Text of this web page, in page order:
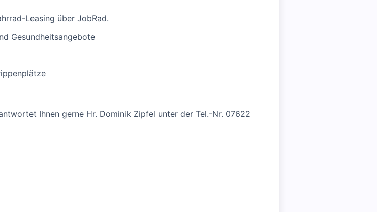
Leasing über JobRad.
Gesundheitsangebote
Ihnen gerne Hr. Dominik Zipfel unter der Tel.-Nr. 07622